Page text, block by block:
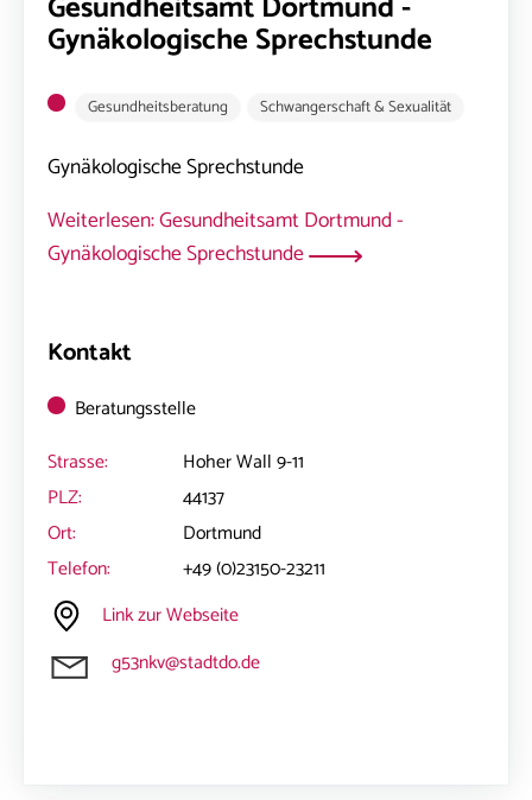
Gynäkologische Sprechstunde
Gesundheitsberatung Schwangerschaft & Sexualität
Gynäkologische Sprechstunde
Weiterlesen: Gesundheitsamt Dortmund -
Gynäkologische Sprechstunde
Kontakt
Beratungsstelle
Strasse:
Hoher Wall 9-11
PLZ:
44137
Ort:
Dortmund
Telefon:
+49 (0)23150-23211
Link zur Webseite
g53nkv@stadtdo.de